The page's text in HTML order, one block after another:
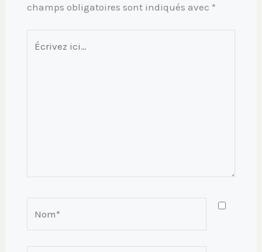
champs obligatoires sont indiqués avec *